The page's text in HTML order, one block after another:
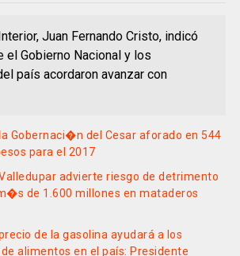
Juan Fernando Cristo, indicó
el Gobierno Nacional y los
país acordaron avanzar con
Gobernaci�n del Cesar aforado en 544
para el 2017
advierte riesgo de detrimento
de 1.600 millones en mataderos
de la gasolina ayudará a los
alimentos en el país: Presidente